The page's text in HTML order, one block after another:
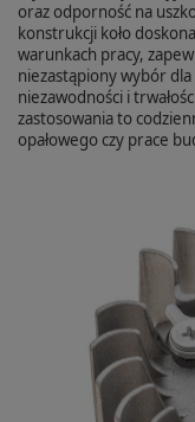
oraz odporność na
konstrukcji koło
warunkach pracy,
niezastąpiony wybór
niezawodności i
zastosowania to
opałowego czy prace